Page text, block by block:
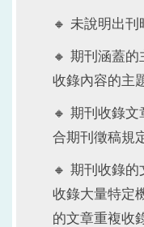
🔸 未說明出刊
🔸 期刊涵蓋的
收錄內容的主
🔸 期刊收錄
合期刊徵稿規
🔸 期刊收錄
收錄大量特定
的文章重複收